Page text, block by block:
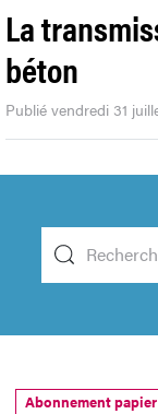
La
béton
Publié vendredi 31
Abonnement papier